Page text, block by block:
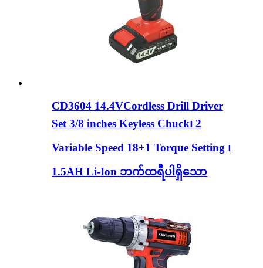
CD3604 14.4VCordless Drill Driver
Set 3/8 inches Keyless Chuck၊ 2
Variable Speed ​​18+1 Torque Setting ၊
1.5AH Li-Ion ဘက်ထရီပါရှိသော